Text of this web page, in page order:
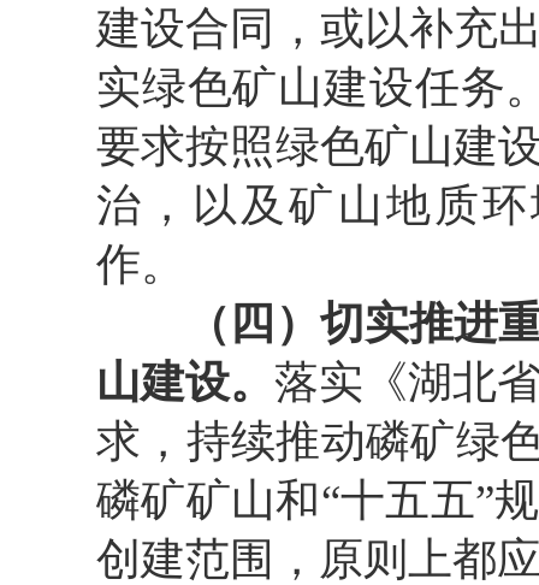
建设合同，或以补充
实绿色矿山建设任务
要求按照绿色矿山建
治，以及矿山地质
作。
（四）切实推进
山建设。 落实《湖北
求，持续推动磷矿绿
磷矿矿山和“十五五”
创建范围，原则上都